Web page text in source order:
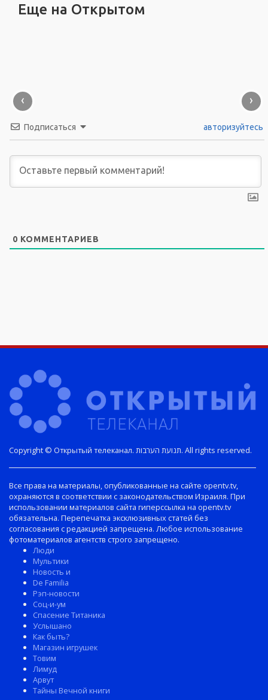
Еще на Открытом
‹ ›
Подписаться авторизуйтесь
0 КОММЕНТАРИЕВ
Copyright © Открытый телеканал. תנועת הערבות. All rights reserved.
Все права на материалы, опубликованные на сайте opentv.tv,
охраняются в соответствии с законодательством Израиля. При
использовании материалов сайта гиперссылка на opentv.tv
обязательна. Перепечатка эксклюзивных статей без
согласования с редакцией запрещена. Любое использование
фотоматериалов агентств строго запрещено.
Люди
Мультики
Новость и
De Familia
Рэп-новости
Соц-и-ум
Спасение Титаника
Услышано
Как быть?
Магазин игрушек
Товим
Лимуд
Арвут
Тайны Вечной книги